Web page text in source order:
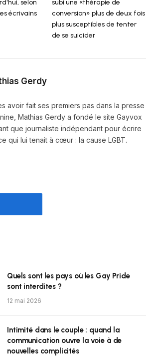
selon
écrivains
subi une «thérapie de
conversion» plus de deux fois
plus susceptibles de tenter
de se suicider
Gerdy
avoir fait ses premiers pas dans la presse
Mathias Gerdy a fondé le site Gayvox
que journaliste indépendant pour écrire
qui lui tenait à cœur : la cause LGBT.
Quels sont les pays où les Gay Pride
sont interdites ?
12 mai 2026
Intimité dans le couple : quand la
communication ouvre la voie à de
nouvelles complicités